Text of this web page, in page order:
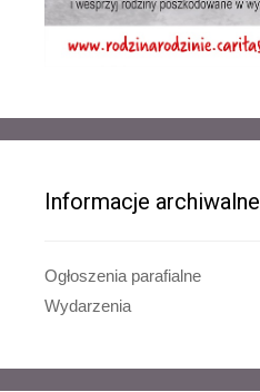
Informacje archiwalne
Ogłoszenia parafialne
Wydarzenia